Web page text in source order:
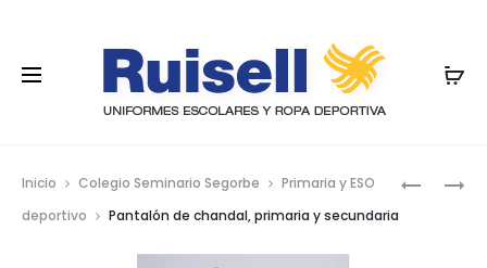
Inicio Colegio Seminario Segorbe
Primaria y ESO
deportivo
Pantalón de chandal, primaria y secundaria